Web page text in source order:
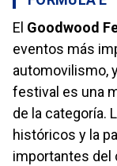
El Goodwood
eventos más
automovilismo,
festival es una
de la categoría.
históricos y la
importantes del